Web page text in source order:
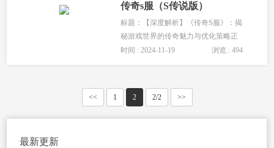
传奇s服（S传说版）
标题：【深度解析】《传奇S服》：揭
秘游戏世界的传奇魅力与优化策略正
文：一、引言在众多网络游戏之中，
时间 : 2024-11-19 浏览 : 494
<< 1 2 2/2 >>
最新更新